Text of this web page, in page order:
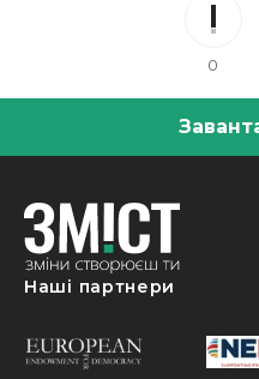
0
Наші партнери